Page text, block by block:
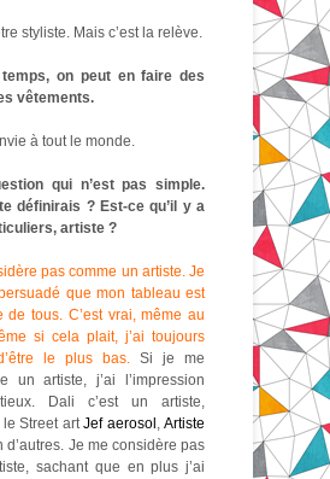
styliste. Mais c’est la relève.
on peut en faire des
vêtements.
à tout le monde.
qui n’est pas simple.
définirais ? Est-ce qu’il y a
artiste ?
pas comme un artiste. Je
que mon tableau est
de tous. C’est vrai, même au
si cela plait, j’ai toujours
le plus bas. Si je me
un artiste, j’ai l’impression
Dali c’est un artiste,
le Street artJef aerosol ,Artiste
d’autres. Je me considère pas
sachant que en plus j’ai